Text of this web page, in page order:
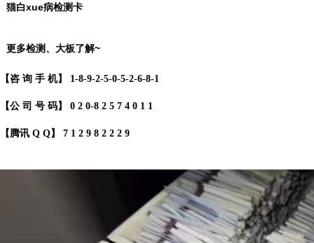
猫白xue病检测卡
更多检测、大板了解~
【咨 询 手 机】 1-8-9-2-5-0-5-2-6-8-1
【公 司 号 码】 0 2 0-8 2 5 7 4 0 1 1
【腾讯 Q Q】 7 1 2 9 8 2 2 2 9